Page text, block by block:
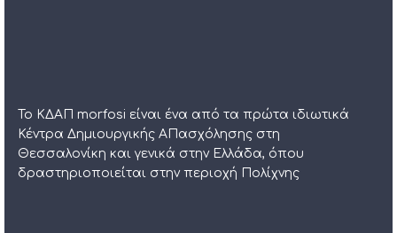
Το ΚΔΑΠ morfosi είναι ένα από τα πρώτα ιδιωτικά
Κέντρα Δημιουργικής ΑΠασχόλησης στη
Θεσσαλονίκη και γενικά στην Ελλάδα, όπου
δραστηριοποιείται στην περιοχή Πολίχνης